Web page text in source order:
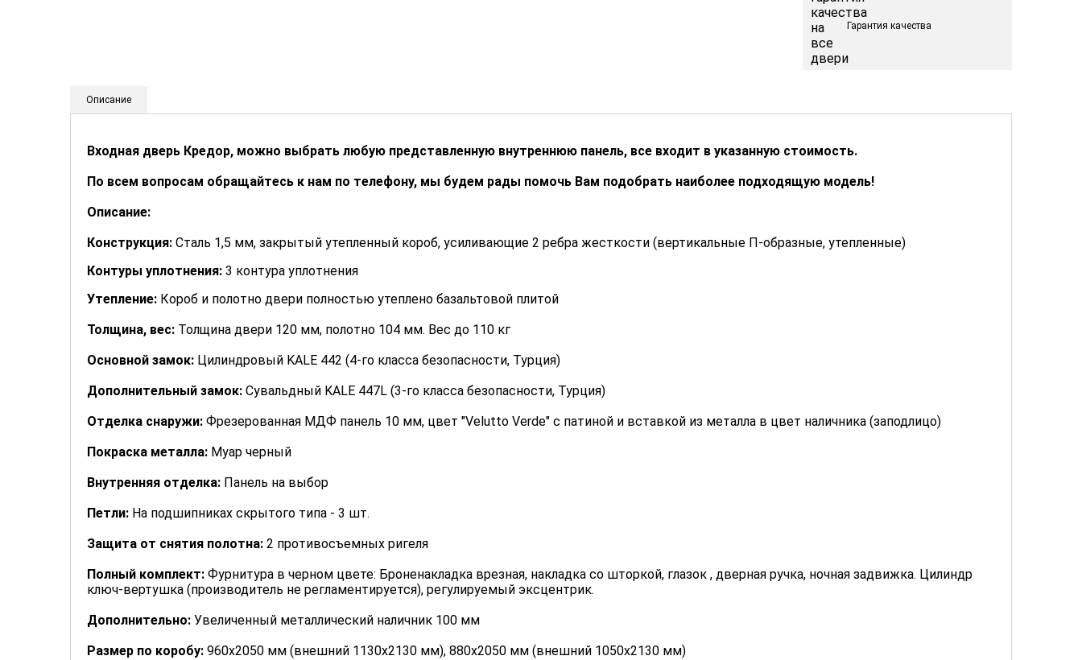
Гарантия качества
Описание
Входная дверь Кредор, можно выбрать любую представленную внутреннюю панель, все входит в указанную стоимость.
По всем вопросам обращайтесь к нам по телефону, мы будем рады помочь Вам подобрать наиболее подходящую модель!
Описание:
Конструкция: Сталь 1,5 мм, закрытый утепленный короб, усиливающие 2 ребра жесткости (вертикальные П-образные, утепленные)
Контуры уплотнения: 3 контура уплотнения
Утепление: Короб и полотно двери полностью утеплено базальтовой плитой
Толщина, вес: Толщина двери 120 мм, полотно 104 мм. Вес до 110 кг
Основной замок: Цилиндровый KALE 442 (4-го класса безопасности, Турция)
Дополнительный замок: Сувальдный KALE 447L (3-го класса безопасности, Турция)
Отделка снаружи: Фрезерованная МДФ панель 10 мм, цвет "Velutto Verde" с патиной и вставкой из металла в цвет наличника (заподлицо)
Покраска металла: Муар черный
Внутренняя отделка: Панель на выбор
Петли: На подшипниках скрытого типа - 3 шт.
Защита от снятия полотна: 2 противосъемных ригеля
Полный комплект: Фурнитура в черном цвете: Броненакладка врезная, накладка со шторкой, глазок , дверная ручка, ночная задвижка. Цилиндр
ключ-вертушка (производитель не регламентируется), регулируемый эксцентрик.
Дополнительно: Увеличенный металлический наличник 100 мм
Размер по коробу: 960х2050 мм (внешний 1130х2130 мм), 880х2050 мм (внешний 1050х2130 мм)